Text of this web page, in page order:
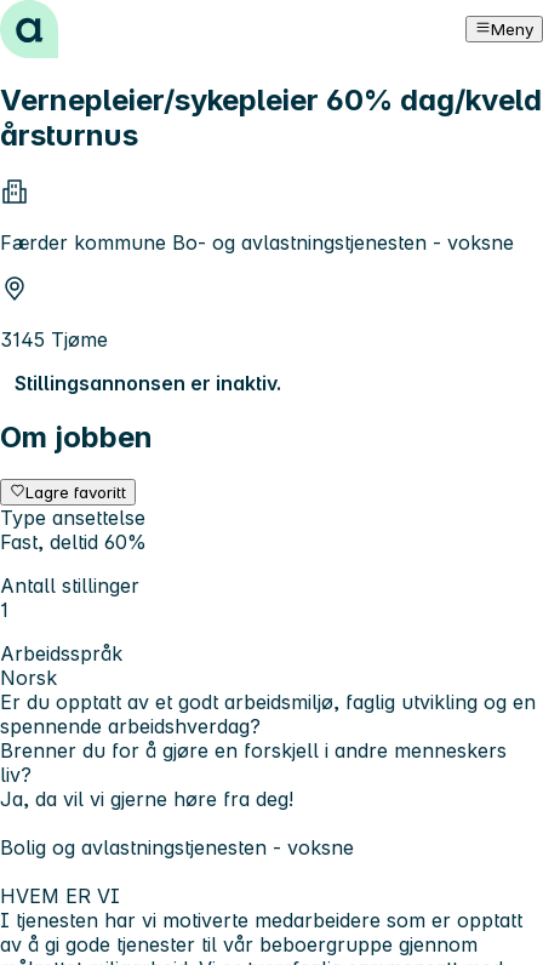
Hopp til innhold Meny
Vernepleier/sykepleier 60% dag/kveld
årsturnus
Færder kommune Bo- og avlastningstjenesten - voksne
3145 Tjøme
Stillingsannonsen er inaktiv.
Om jobben
Lagre favoritt
Type ansettelse
Fast, deltid 60%
Antall stillinger
1
Arbeidsspråk
Norsk
Er du opptatt av et godt arbeidsmiljø, faglig utvikling og en
spennende arbeidshverdag?
Brenner du for å gjøre en forskjell i andre menneskers
liv?
Ja, da vil vi gjerne høre fra deg!
Bolig og avlastningstjenesten - voksne
HVEM ER VI
I tjenesten har vi motiverte medarbeidere som er opptatt
av å gi gode tjenester til vår beboergruppe gjennom